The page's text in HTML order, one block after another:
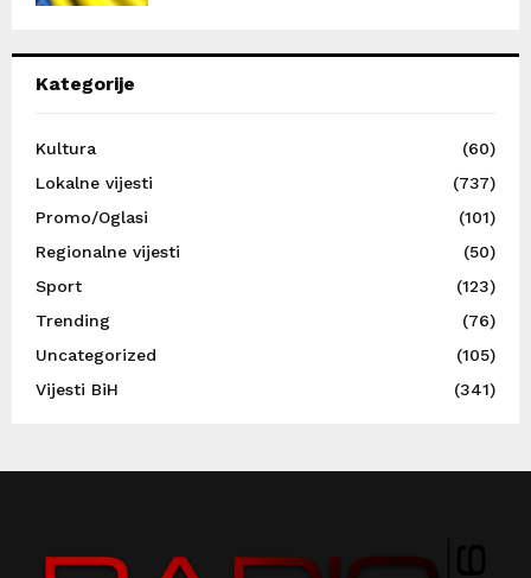
Kategorije
Kultura
(60)
Lokalne vijesti
(737)
Promo/Oglasi
(101)
Regionalne vijesti
(50)
Sport
(123)
Trending
(76)
Uncategorized
(105)
Vijesti BiH
(341)